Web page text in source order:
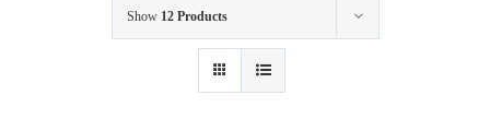
Show 12 Products